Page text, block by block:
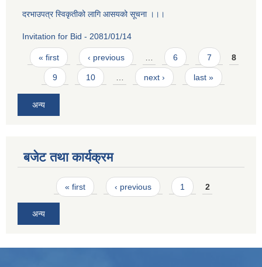
दरभाउपत्र स्विकृतीको लागि आसयको सूचना ।।।
Invitation for Bid - 2081/01/14
Pages
« first ‹ previous … 6 7 8
9 10 … next › last »
अन्य
बजेट तथा कार्यक्रम
Pages« first ‹ previous 1 2
अन्य